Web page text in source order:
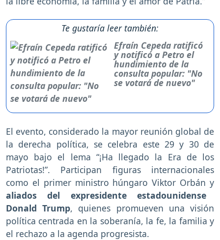
Te gustaría leer también:
Efraín Cepeda ratificó
y notificó a Petro el
hundimiento de la
consulta popular: "No
se votará de nuevo"
El evento, considerado la mayor reunión global de
la derecha política, se celebra este 29 y 30 de
mayo bajo el lema “¡Ha llegado la Era de los
Patriotas!”. Participan figuras internacionales
como el primer ministro húngaro Viktor Orbán y
aliados del expresidente estadounidense
Donald Trump, quienes promueven una visión
política centrada en la soberanía, la fe, la familia y
el rechazo a la agenda progresista.